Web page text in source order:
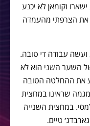
וקומאן לא יכנע
את הצרפתי מהעמדה
ועשה עבודה די טובה.
השער השני הוא לא
את ההחלטה הטובה
שראינו במחצית
במחצית השנייה
טיים.